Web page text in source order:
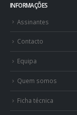
INFORMAÇÕES
Assinantes
Contacto
Equipa
Quem somos
Ficha técnica